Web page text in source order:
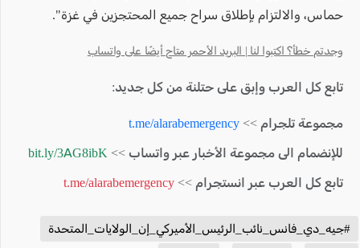
حماس، والالتزام بإطلاق سراح جميع المحتجزين في غزة".
وجدتم خطأ؟ اكتبوا لنا | البريد الأحمر متاح أيضًا على واتساب
تابع كل العرب وإبق على حتلنة من كل جديد:
مجموعة تلجرام >> t.me/alarabemergency
للإنضمام الى مجموعة الأخبار عبر واتساب >> bit.ly/3AG8ibK
تابع كل العرب عبر انستجرام >> t.me/alarabemergency
#جيه_دي_فانس_نائب_الرئيس_الأميركي_إن_الولايات_المتحدة